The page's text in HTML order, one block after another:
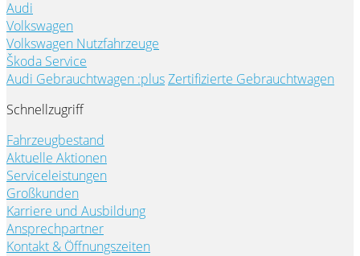
Audi
Volkswagen
Volkswagen Nutzfahrzeuge
Škoda Service
Audi Gebrauchtwagen :plusZertifizierte Gebrauchtwagen
Schnellzugriff
Fahrzeugbestand
Aktuelle Aktionen
Serviceleistungen
Großkunden
Karriere und Ausbildung
Ansprechpartner
Kontakt & Öffnungszeiten